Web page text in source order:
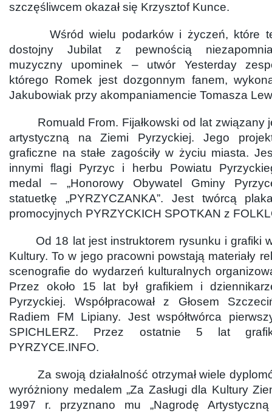
szczęśliwcem okazał się Krzysztof Kunce.
Wśród wielu podarków i życzeń, które
dostojny Jubilat z pewnością
muzyczny upominek – utwór Yesterday
którego Romek jest dozgonnym fanem,
Jakubowiak przy akompaniamencie Tomasza
Romuald From. Fijałkowski od lat związany
artystyczną na Ziemi Pyrzyckiej. Jego
graficzne na stałe zagościły w życiu miasta.
innymi flagi Pyrzyc i herbu Powiatu
medal – „Honorowy Obywatel Gminy
statuetkę „PYRZYCZANKA”. Jest twórcą
promocyjnych PYRZYCKICH SPOTKAN z
Od 18 lat jest instruktorem rysunku i grafiki
Kultury. To w jego pracowni powstają materiały
scenografie do wydarzeń kulturalnych
Przez około 15 lat był grafikiem i
Pyrzyckiej. Współpracował z Głosem
Radiem FM Lipiany. Jest współtwórca
SPICHLERZ. Przez ostatnie 5 lat
PYRZYCE.INFO.
Za swoją działalność otrzymał wiele
wyróżniony medalem „Za Zasługi dla Kultury
1997 r. przyznano mu „Nagrodę